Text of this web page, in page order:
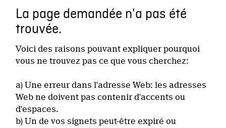
La page demandée n'a pas été
trouvée.
Voici des raisons pouvant expliquer pourquoi
vous ne trouvez pas ce que vous cherchez:
a) Une erreur dans l'adresse Web: les adresses
Web ne doivent pas contenir d'accents ou
d'espaces.
b) Un de vos signets peut-être expiré ou